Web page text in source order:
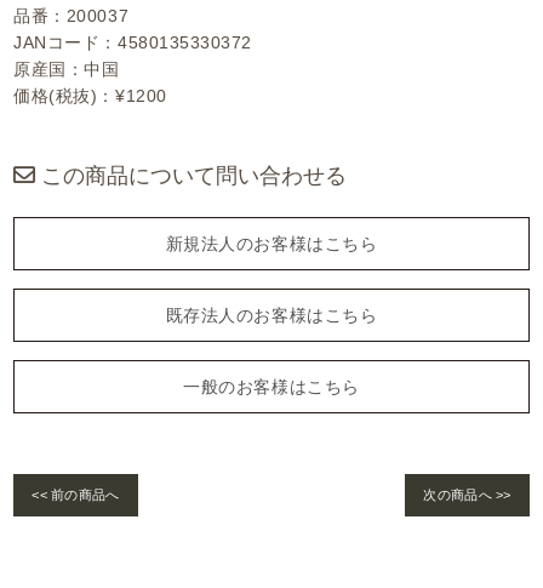
品番：200037
JANコード：4580135330372
原産国：中国
価格(税抜)：¥1200
この商品について問い合わせる
新規法人のお客様はこちら
既存法人のお客様はこちら
一般のお客様はこちら
<< 前の商品へ 次の商品へ >>